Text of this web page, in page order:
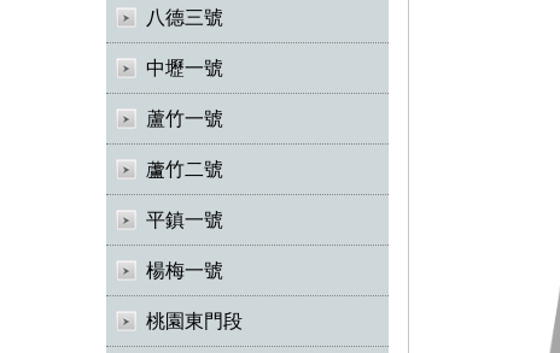
八德三號
中壢一號
蘆竹一號
蘆竹二號
平鎮一號
楊梅一號
桃園東門段